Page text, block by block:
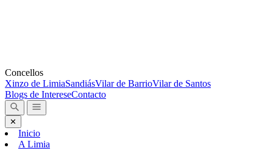
Concellos
Xinzo de LimiaSandiásVilar de BarrioVilar de Santos
Blogs de IntereseContacto
✕
Inicio
A Limia